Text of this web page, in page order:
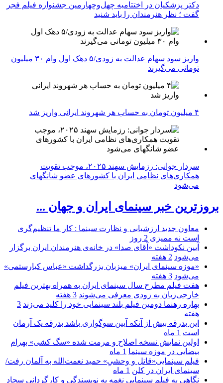
دکتر پزشکیان در اختتامیه چهل‌وچهارمین جشنواره فیلم فجر
گفت ؛ نظر هنرمندان را باید شنید
واریز سود سهام عدالت به زودی/۵ دهک اول وام ۳۰ میلیون
تومانی می‌گیرند
۴ میلیون تومان به حساب هر شهروند ایرانی واریز شد
سردار جوانی: رزمایش سهند ۲۰۲۵، موجب تقویت
همکاری‌های نظامی ایران با کشور‌های عضو شانگهای
می‌شود
بروزترین خبر سینمای ایران و جهان ...
معاون جدید ارزشیابی و نظارت سینما : کار ما تنظیم‌گری
است نه ممیزی 2 روز
آیین نکوداشت «آقای صدا» در خانه‌ی هنرمندان ایران برگزار
می‌شود 2 هفته
«موزه سینمای ایران» میزبان بزرگداشت «عباس کیارستمی»
می‌شود 3 هفته
هفت فیلم مطرح سال سینمای ایران به همراه بهترین فیلم
خارجی‌زبان به زودی معرفی می‌شوند 3 هفته
بهاره رهنما دومین فیلم بلند سینمایی خود را کلید می‌زند 3
هفته
این بدرقه بیش از آنکه آیین سوگواری باشد بدرقه یک آرمان
است 1 ماه
اولین نمایش نسخه اصلاح و مرمت شده «سگ کشی» بهرام
بیضایی در موزه سینما 1 ماه
فیلم سینمایی«قاتل و وحشیِ» حمید نعمت‌الله به آلمان رفت/
سینمای ایران در کلن 1 ماه
نگاهی به فیلم سینمایی نغمه به نویسندگی و کارگردانی سجاد